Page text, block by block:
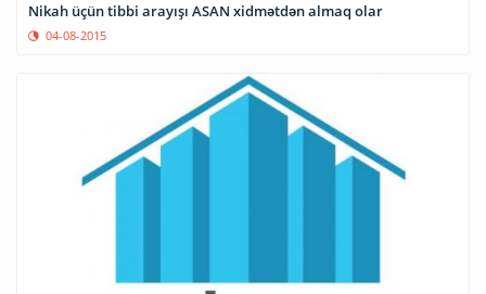
Nikah üçün tibbi arayışı ASAN xidmətdən almaq olar
04-08-2015